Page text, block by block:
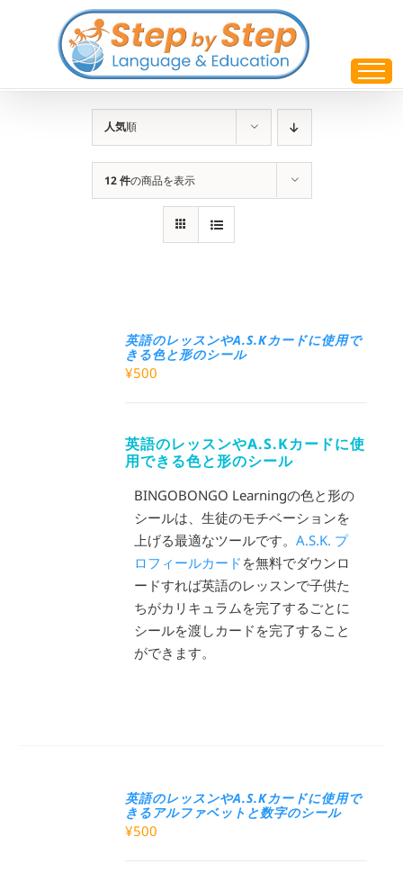
人気順
12 件の商品を表示
英語のレッスンやA.S.Kカードに使用で
きる色と形のシール
¥500
英語のレッスンやA.S.Kカードに使
用できる色と形のシール
BINGOBONGO Learningの色と形の
シールは、生徒のモチベーションを
上げる最適なツールです。A.S.K. プ
ロフィールカード を無料でダウンロ
ードすれば英語のレッスンで子供た
ちがカリキュラムを完了するごとに
シールを渡しカードを完了すること
ができます。
英語のレッスンやA.S.Kカードに使用で
きるアルファベットと数字のシール
¥500